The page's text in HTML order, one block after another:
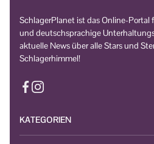
SchlagerPlanet ist das Online-Portal
und deutschsprachige
aktuelle News über alle Stars und
Schlagerhimmel!
KATEGORIEN